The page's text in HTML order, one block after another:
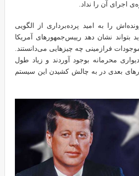
اجرای آن را نداد.
را به امید پرده‌برداری از الگویی
بتواند نشان دهد رییس‌جمهورهای آمریکا
فرازمینی چه چیزهایی می‌دانستند.
محرمانه بوجود آوردند و زیاد طول
بعدی در به چالش کشیدن این سیستم